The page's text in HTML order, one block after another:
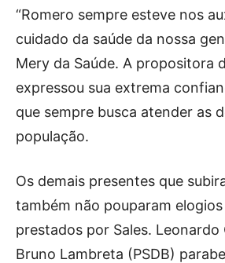
“Romero sempre esteve nos
cuidado da saúde da nossa
Mery da Saúde. A propositora
expressou sua extrema
que sempre busca atender as
população.
Os demais presentes que
também não pouparam
prestados por Sales. Leonardo
Bruno Lambreta (PSDB)